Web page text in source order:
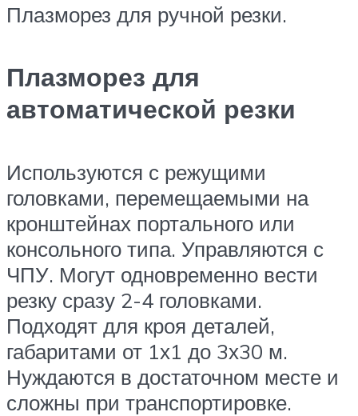
Плазморез для ручной резки.
Плазморез для
автоматической резки
Используются с режущими
головками, перемещаемыми на
кронштейнах портального или
консольного типа. Управляются с
ЧПУ. Могут одновременно вести
резку сразу 2-4 головками.
Подходят для кроя деталей,
габаритами от 1х1 до 3х30 м.
Нуждаются в достаточном месте и
сложны при транспортировке.